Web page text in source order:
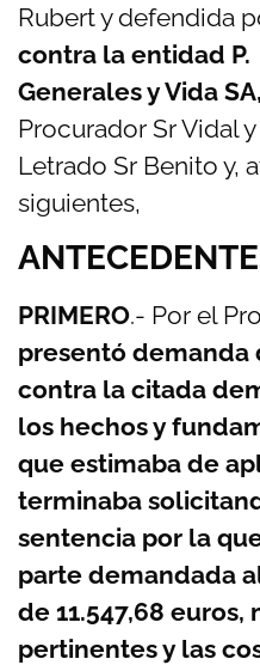
Rubert y defendida
contra la entidad
Generales y Vida SA,
Procurador Sr Vidal
Letrado Sr Benito y,
siguientes,
PRIMERO.- Por el
presentó
contra la citada
los hechos y
que estimaba de
terminaba
sentencia por la
parte demandada
de 11.547,68
pertinentes y las